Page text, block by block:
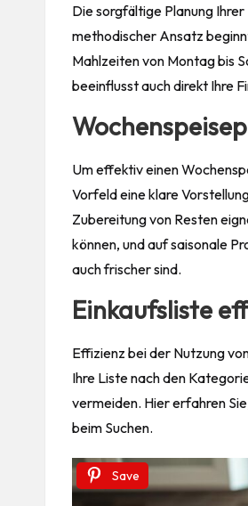
Die sorgfältige Planung
methodischer Ansatz
Mahlzeiten von Montag bis
beeinflusst auch direkt Ihre
Um effektiv einen
Vorfeld eine klare
Zubereitung von Resten
können, und auf saisonale
auch frischer sind.
Einkaufsliste
Effizienz bei der Nutzung
Ihre Liste nach den
vermeiden. Hier erfahren
beim Suchen.
Save